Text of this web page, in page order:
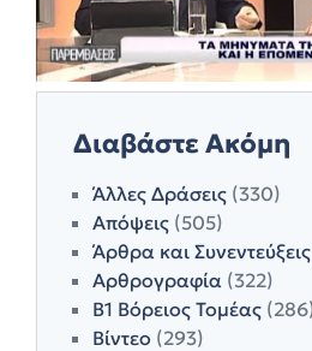
Διαβάστε Ακόμη
Άλλες Δράσεις (330)
Απόψεις (505)
Άρθρα και Συνεντεύξεις
Αρθρογραφία (322)
Β1 Βόρειος Τομέας
Βίντεο (293)